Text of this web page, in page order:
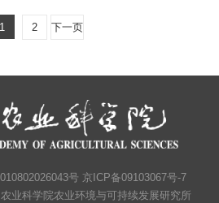
1 2 下一页
号 京ICP备09103067号-7
业科学院农业环境与可持续发展研究所